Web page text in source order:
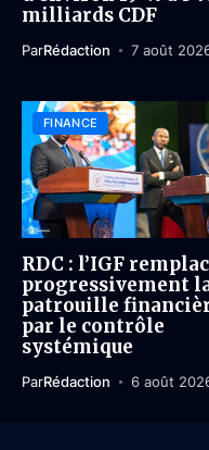
milliards CDF
ParRédaction 7 août
FINANCE
RDC : l’IGF
progressivement
patrouille
par le contrôle
systémique
ParRédaction 6 août